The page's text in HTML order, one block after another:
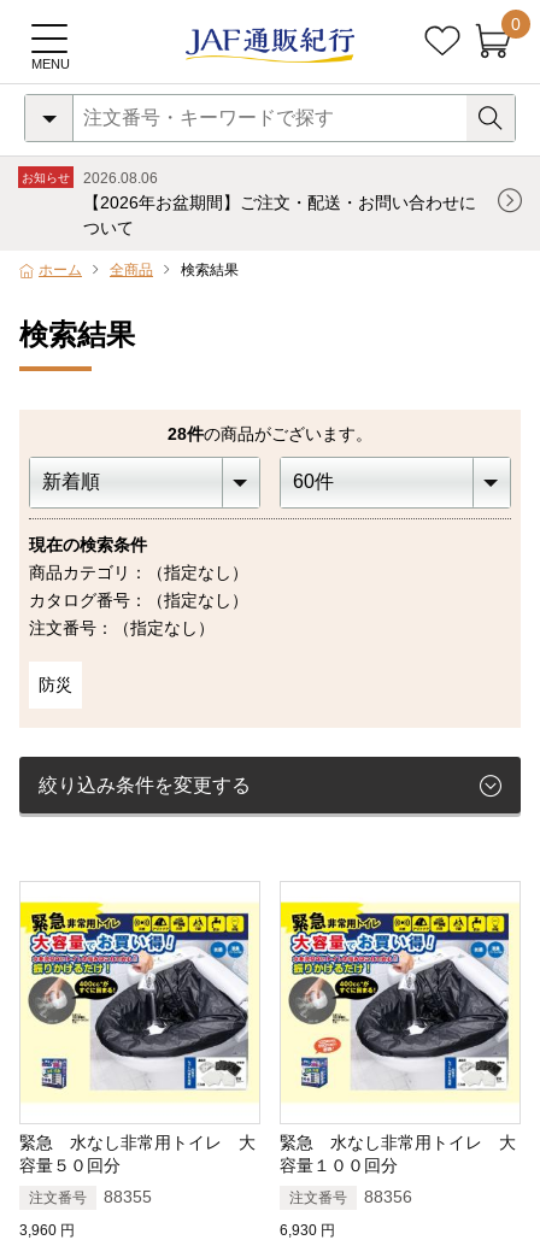
0
お知らせ 2026.08.06
【2026年お盆期間】ご注文・配送・お問い合わせに
ついて
ホーム 全商品 検索結果
検索結果
28件の商品がございます。
現在の検索条件
商品カテゴリ：（指定なし）
カタログ番号：（指定なし）
注文番号：（指定なし）
防災
絞り込み条件を変更する
緊急 水なし非常用トイレ 大
容量５０回分
注文番号 88355
3,960 円
緊急 水なし非常用トイレ 大
容量１００回分
注文番号 88356
6,930 円